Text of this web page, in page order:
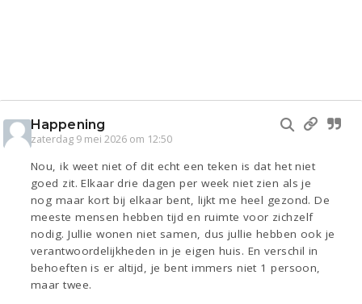
Happening
zaterdag 9 mei 2026 om 12:50
Nou, ik weet niet of dit echt een teken is dat het niet
goed zit. Elkaar drie dagen per week niet zien als je
nog maar kort bij elkaar bent, lijkt me heel gezond. De
meeste mensen hebben tijd en ruimte voor zichzelf
nodig. Jullie wonen niet samen, dus jullie hebben ook je
verantwoordelijkheden in je eigen huis. En verschil in
behoeften is er altijd, je bent immers niet 1 persoon,
maar twee.